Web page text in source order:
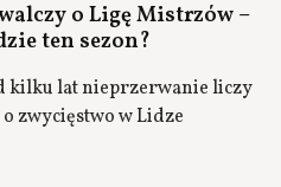
o Ligę Mistrzów –
ten sezon?
kilku lat nieprzerwanie liczy
o zwycięstwo w Lidze